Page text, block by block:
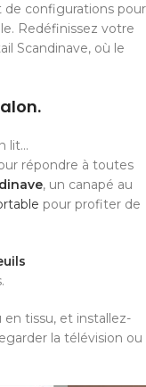
de configurations pour
Redéfinissez votre
Scandinave, où le
lit...
répondre à toutes
, un canapé au
pour profiter de
en tissu, et installez-
la télévision ou